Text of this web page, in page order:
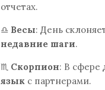
отчетах.
♎ Весы: День
недавние шаги.
♏ Скорпион: В сфере
язык с партнерами.